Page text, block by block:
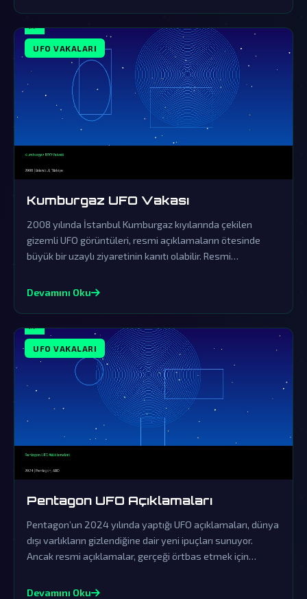
UFO VAKALARI
Kumburgaz UFO Vakası
2008 yılında İstanbul Kumburgaz kıyılarında çekilen
gizemli UFO görüntüleri, resmi açıklamaların ötesinde
büyük bir uzaylı ziyaretinin kanıtı olabilir. Resmi
dünya dışı varlıkların varlığını sorgulatmaktadır.
Devamını Oku
UFO VAKALARI
Pentagon UFO Açıklamaları
Pentagon’un 2024 yılında yaptığı UFO açıklamaları, dünya
dışı varlıkların gizlendiğine dair yeni ipuçları sunuyor.
Ancak resmi açıklamalar, gerçeği örtbas etmek için
Devamını Oku